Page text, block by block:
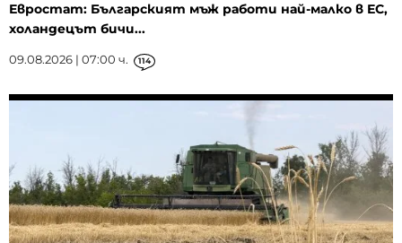
Евростат: Българският мъж работи най-малко в ЕС,
холандецът бичи...
09.08.2026 | 07:00 ч. 114